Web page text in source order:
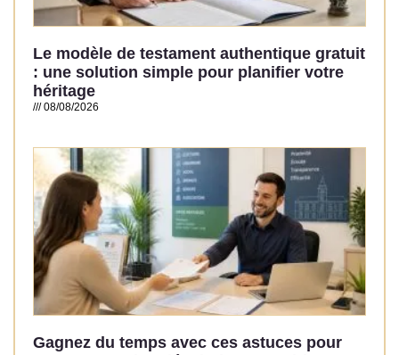
Le modèle de testament authentique gratuit
: une solution simple pour planifier votre
héritage
08/08/2026
Gagnez du temps avec ces astuces pour